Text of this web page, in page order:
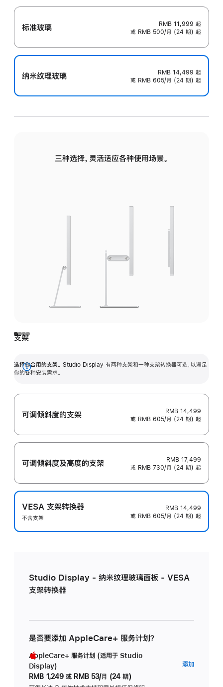
标准玻璃 RMB 11,999 起
或 RMB 500/月 (24 期) 起
纳米纹理玻璃 RMB 14,499 起
或 RMB 605/月 (24 期) 起
三种选择，灵活适应各种使用场景。
支架
选择你合用的支架。 Studio Display 有两种支架和一种支架转换器可选，以满足
你的各种安装需求。
展
可调倾斜度的支架
RMB 14,499
或 RMB 605/月 (24 期) 起
可调倾斜度及高‍度的支‍架
RMB 17,499
或 RMB 730/月 (24 期) 起
VESA 支架转换器
不含支架
RMB 14,499
或 RMB 605/月 (24 期) 起
Studio Display - 纳米纹理玻璃面板 - VESA
支架转换器
是否要添加 AppleCare+ 服务计划？
AppleCare+ 服务计划 (适用于 Studio
Display)
RMB 1,249 或 RMB 53/月 (24 期)
添加